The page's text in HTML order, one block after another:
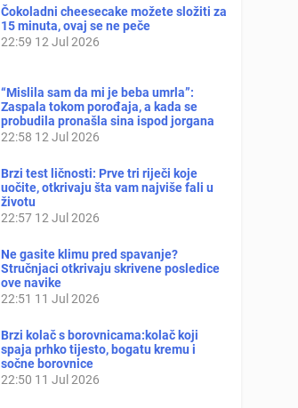
Čokoladni cheesecake možete složiti za
15 minuta, ovaj se ne peče
22:59 12 Jul 2026
“Mislila sam da mi je beba umrla”:
Zaspala tokom porođaja, a kada se
probudila pronašla sina ispod jorgana
22:58 12 Jul 2026
Brzi test ličnosti: Prve tri riječi koje
uočite, otkrivaju šta vam najviše fali u
životu
22:57 12 Jul 2026
Ne gasite klimu pred spavanje?
Stručnjaci otkrivaju skrivene posledice
ove navike
22:51 11 Jul 2026
Brzi kolač s borovnicama:kolač koji
spaja prhko tijesto, bogatu kremu i
sočne borovnice
22:50 11 Jul 2026